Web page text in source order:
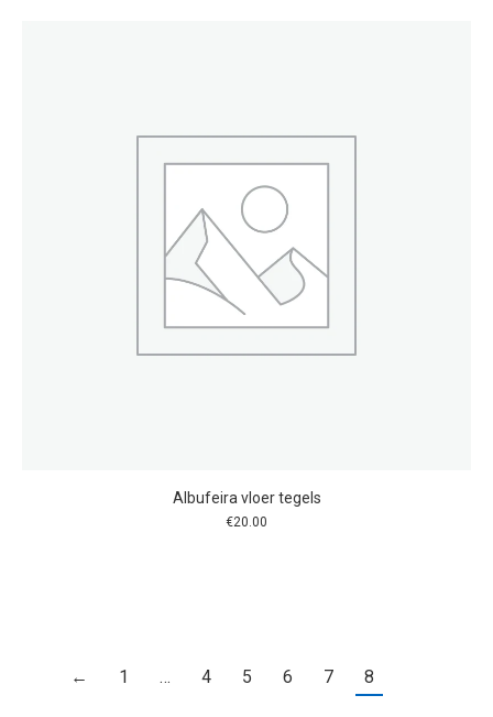
Albufeira vloer tegels
€20.00
← 1 … 4 5 6 7 8